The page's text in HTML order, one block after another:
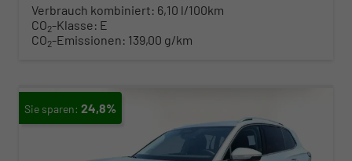
Verbrauch kombiniert: 6,10 l/100km
CO2-Klasse: E
CO2-Emissionen: 139,00 g/km
24,8%